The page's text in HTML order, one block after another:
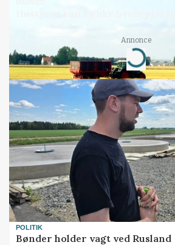
Annonce
Loading...
POLITIK
Bønder holder vagt ved Rusland